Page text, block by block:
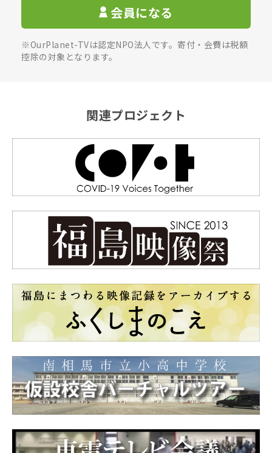
会員になる
※OurPlanet-TVは認定NPO法人です。寄付・会費は税額
控除の対象となります。
関連プロジェクト